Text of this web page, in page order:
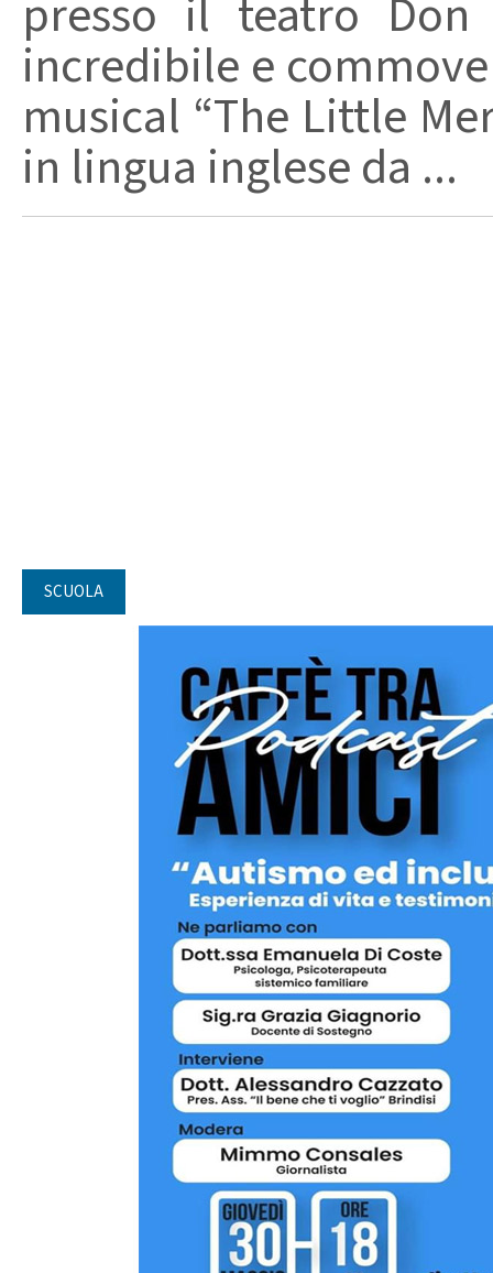
presso il teatro Don
incredibile e
musical “The Little
in lingua inglese da ...
SCUOLA